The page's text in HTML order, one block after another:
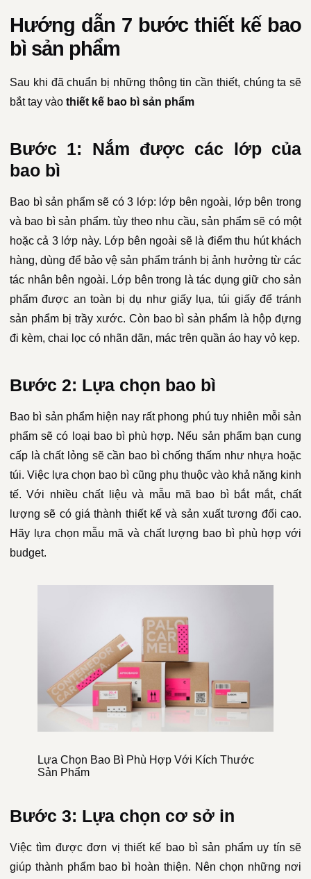
Hướng dẫn 7 bước thiết kế bao
bì sản phẩm
Sau khi đã chuẩn bị những thông tin cần thiết, chúng ta sẽ
bắt tay vào thiết kế bao bì sản phẩm
Bước 1: Nắm được các lớp của
bao bì
Bao bì sản phẩm sẽ có 3 lớp: lớp bên ngoài, lớp bên trong
và bao bì sản phẩm. tùy theo nhu cầu, sản phẩm sẽ có một
hoặc cả 3 lớp này. Lớp bên ngoài sẽ là điểm thu hút khách
hàng, dùng để bảo vệ sản phẩm tránh bị ảnh hưởng từ các
tác nhân bên ngoài. Lớp bên trong là tác dụng giữ cho sản
phẩm được an toàn bị dụ như giấy lụa, túi giấy để tránh
sản phẩm bị trầy xước. Còn bao bì sản phẩm là hộp đựng
đi kèm, chai lọc có nhãn dãn, mác trên quần áo hay vỏ kẹp.
Bước 2: Lựa chọn bao bì
Bao bì sản phẩm hiện nay rất phong phú tuy nhiên mỗi sản
phẩm sẽ có loại bao bì phù hợp. Nếu sản phẩm bạn cung
cấp là chất lỏng sẽ cần bao bì chống thấm như nhựa hoặc
túi. Việc lựa chọn bao bì cũng phụ thuộc vào khả năng kinh
tế. Với nhiều chất liệu và mẫu mã bao bì bắt mắt, chất
lượng sẽ có giá thành thiết kế và sản xuất tương đối cao.
Hãy lựa chọn mẫu mã và chất lượng bao bì phù hợp với
budget.
Lựa Chọn Bao Bì Phù Hợp Với Kích Thước
Sản Phẩm
Bước 3: Lựa chọn cơ sở in
Việc tìm được đơn vị thiết kế bao bì sản phẩm uy tín sẽ
giúp thành phẩm bao bì hoàn thiện. Nên chọn những nơi